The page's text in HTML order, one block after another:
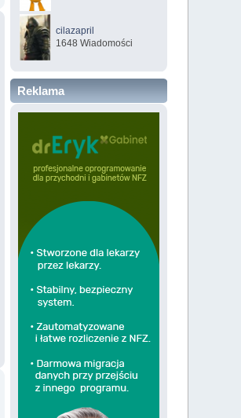
cilazapril
1648 Wiadomości
Reklama